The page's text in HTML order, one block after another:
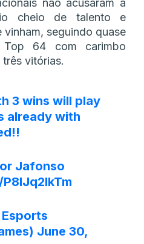
não acusaram a
cheio de talento e
seguindo quase
64 com carimbo
vitórias.
3 wins will play
already with
Jafonso
June 30,